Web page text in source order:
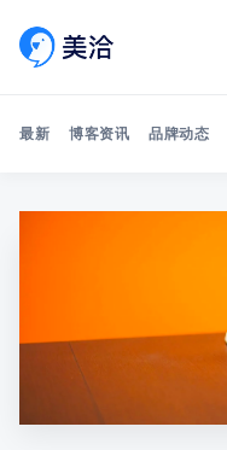
最新 博客资讯 品牌动态